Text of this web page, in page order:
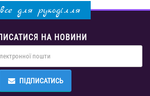
для рукоділля
НА НОВИНИ
ПІДПИСАТИСЬ